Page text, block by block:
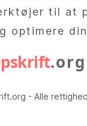
til at
optimere
.org
- Alle